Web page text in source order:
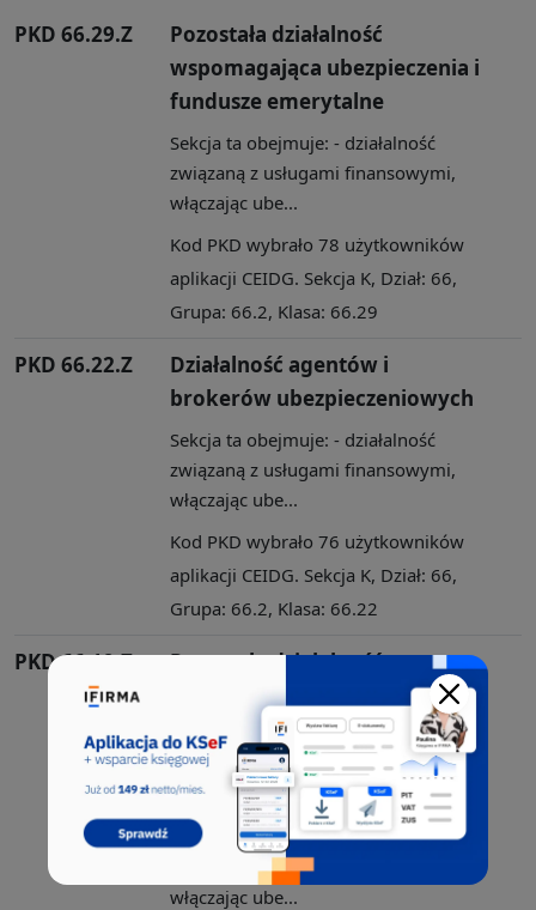
PKD 66.29.Z
Pozostała działalność
wspomagająca ubezpieczenia i
fundusze emerytalne
Sekcja ta obejmuje: - działalność
związaną z usługami finansowymi,
włączając ube...
Kod PKD wybrało 78 użytkowników
aplikacji CEIDG. Sekcja K, Dział: 66,
Grupa: 66.2, Klasa: 66.29
PKD 66.22.Z
Działalność agentów i
brokerów ubezpieczeniowych
Sekcja ta obejmuje: - działalność
związaną z usługami finansowymi,
włączając ube...
Kod PKD wybrało 76 użytkowników
aplikacji CEIDG. Sekcja K, Dział: 66,
Grupa: 66.2, Klasa: 66.22
PKD 66.19.Z
Pozostała działalność
wspomagająca usługi
finansowe, z wyłączeniem
ubezpieczeń i funduszów
emerytalnych
Sekcja ta obejmuje: - działalność
związaną z usługami finansowymi,
włączając ube...